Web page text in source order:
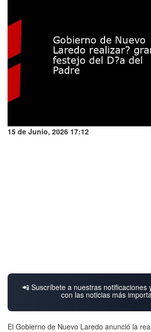
15 de Junio, 2026 17:12
📲 Suscríbete a nuestras notificaciones
con las noticias más
El Gobierno de Nuevo Laredo anunció la